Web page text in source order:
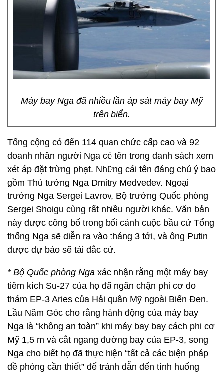
Máy bay Nga đã nhiều lần áp sát máy bay Mỹ
trên biển.
Tổng cộng có đến 114 quan chức cấp cao và 92
doanh nhân người Nga có tên trong danh sách xem
xét áp đặt trừng phạt. Những cái tên đáng chú ý bao
gồm Thủ tướng Nga Dmitry Medvedev, Ngoại
trưởng Nga Sergei Lavrov, Bộ trưởng Quốc phòng
Sergei Shoigu cùng rất nhiều người khác. Văn bản
này được công bố trong bối cảnh cuộc bầu cử Tổng
thống Nga sẽ diễn ra vào tháng 3 tới, và ông Putin
được dự báo sẽ tái đắc cử.
* Bộ Quốc phòng Nga xác nhận rằng một máy bay
tiêm kích Su-27 của họ đã ngăn chặn phi cơ do
thám EP-3 Aries của Hải quân Mỹ ngoài Biển Đen.
Lầu Năm Góc cho rằng hành động của máy bay
Nga là “không an toàn” khi máy bay bay cách phi cơ
Mỹ 1,5 m và cắt ngang đường bay của EP-3, song
Nga cho biết họ đã thực hiện “tất cả các biện pháp
đề phòng cần thiết” để tránh dẫn đến tình huống